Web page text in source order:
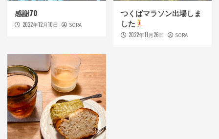
感謝70
2022年12月10日 SORA
つくばマラソン出場しま
した
2022年11月26日 SORA